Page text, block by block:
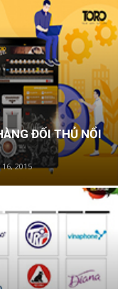
ĐỐI THỦ NỔI
2015